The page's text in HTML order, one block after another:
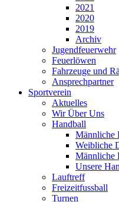
2021
2020
2019
Archiv
Jugendfeuerwehr
Feuerlöwen
Fahrzeuge und
Ansprechpartner
Sportverein
Aktuelles
Wir Über Uns
Handball
Männliche
Weibliche
Männliche
Unsere
Lauftreff
Freizeitfussball
Turnen